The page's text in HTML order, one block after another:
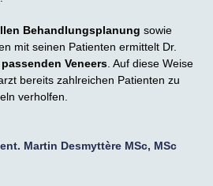
Behandlungsplanung sowie
mit seinen Patienten ermittelt Dr.
Veneers . Auf diese Weise
bereits zahlreichen Patienten zu
verholfen.
Martin Desmyttère MSc, MSc